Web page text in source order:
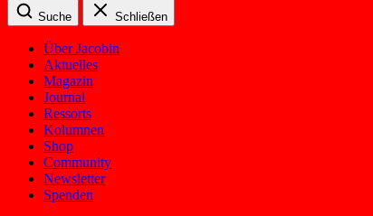
Suche Schließen
Über Jacobin
Aktuelles
Magazin
Journal
Ressorts
Kolumnen
Shop
Community
Newsletter
Spenden